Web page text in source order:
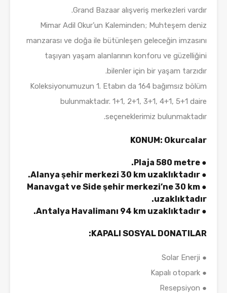
Grand Bazaar alışveriş merkezleri vardır.
Mimar Adil Okur’un Kaleminden; Muhteşem deniz
manzarası ve doğa ile bütünleşen geleceğin imzasını
taşıyan yaşam alanlarının konforu ve güzelliğini
bilenler için bir yaşam tarzıdır.
Koleksiyonumuzun 1. Etabın da 164 bağımsız bölüm
bulunmaktadır. 1+1, 2+1, 3+1, 4+1, 5+1 daire
seçeneklerimiz bulunmaktadır.
KONUM: Okurcalar
● Plaja 580 metre.
● Alanya şehir merkezi 30 km uzaklıktadır.
● Manavgat ve Side şehir merkezi’ne 30 km
uzaklıktadır.
● Antalya Havalimanı 94 km uzaklıktadır.
KAPALI SOSYAL DONATILAR:
● Solar Enerji
● Kapalı otopark
● Resepsiyon